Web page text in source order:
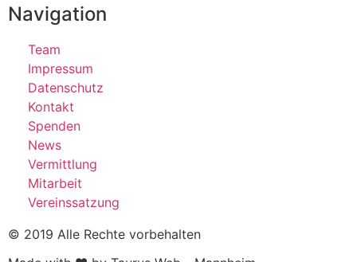
Navigation
Team
Impressum
Datenschutz
Kontakt
Spenden
News
Vermittlung
Mitarbeit
Vereinssatzung
© 2019 Alle Rechte vorbehalten